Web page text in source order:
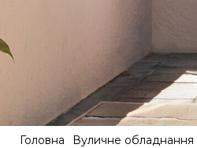
Головна Вуличне обладнання